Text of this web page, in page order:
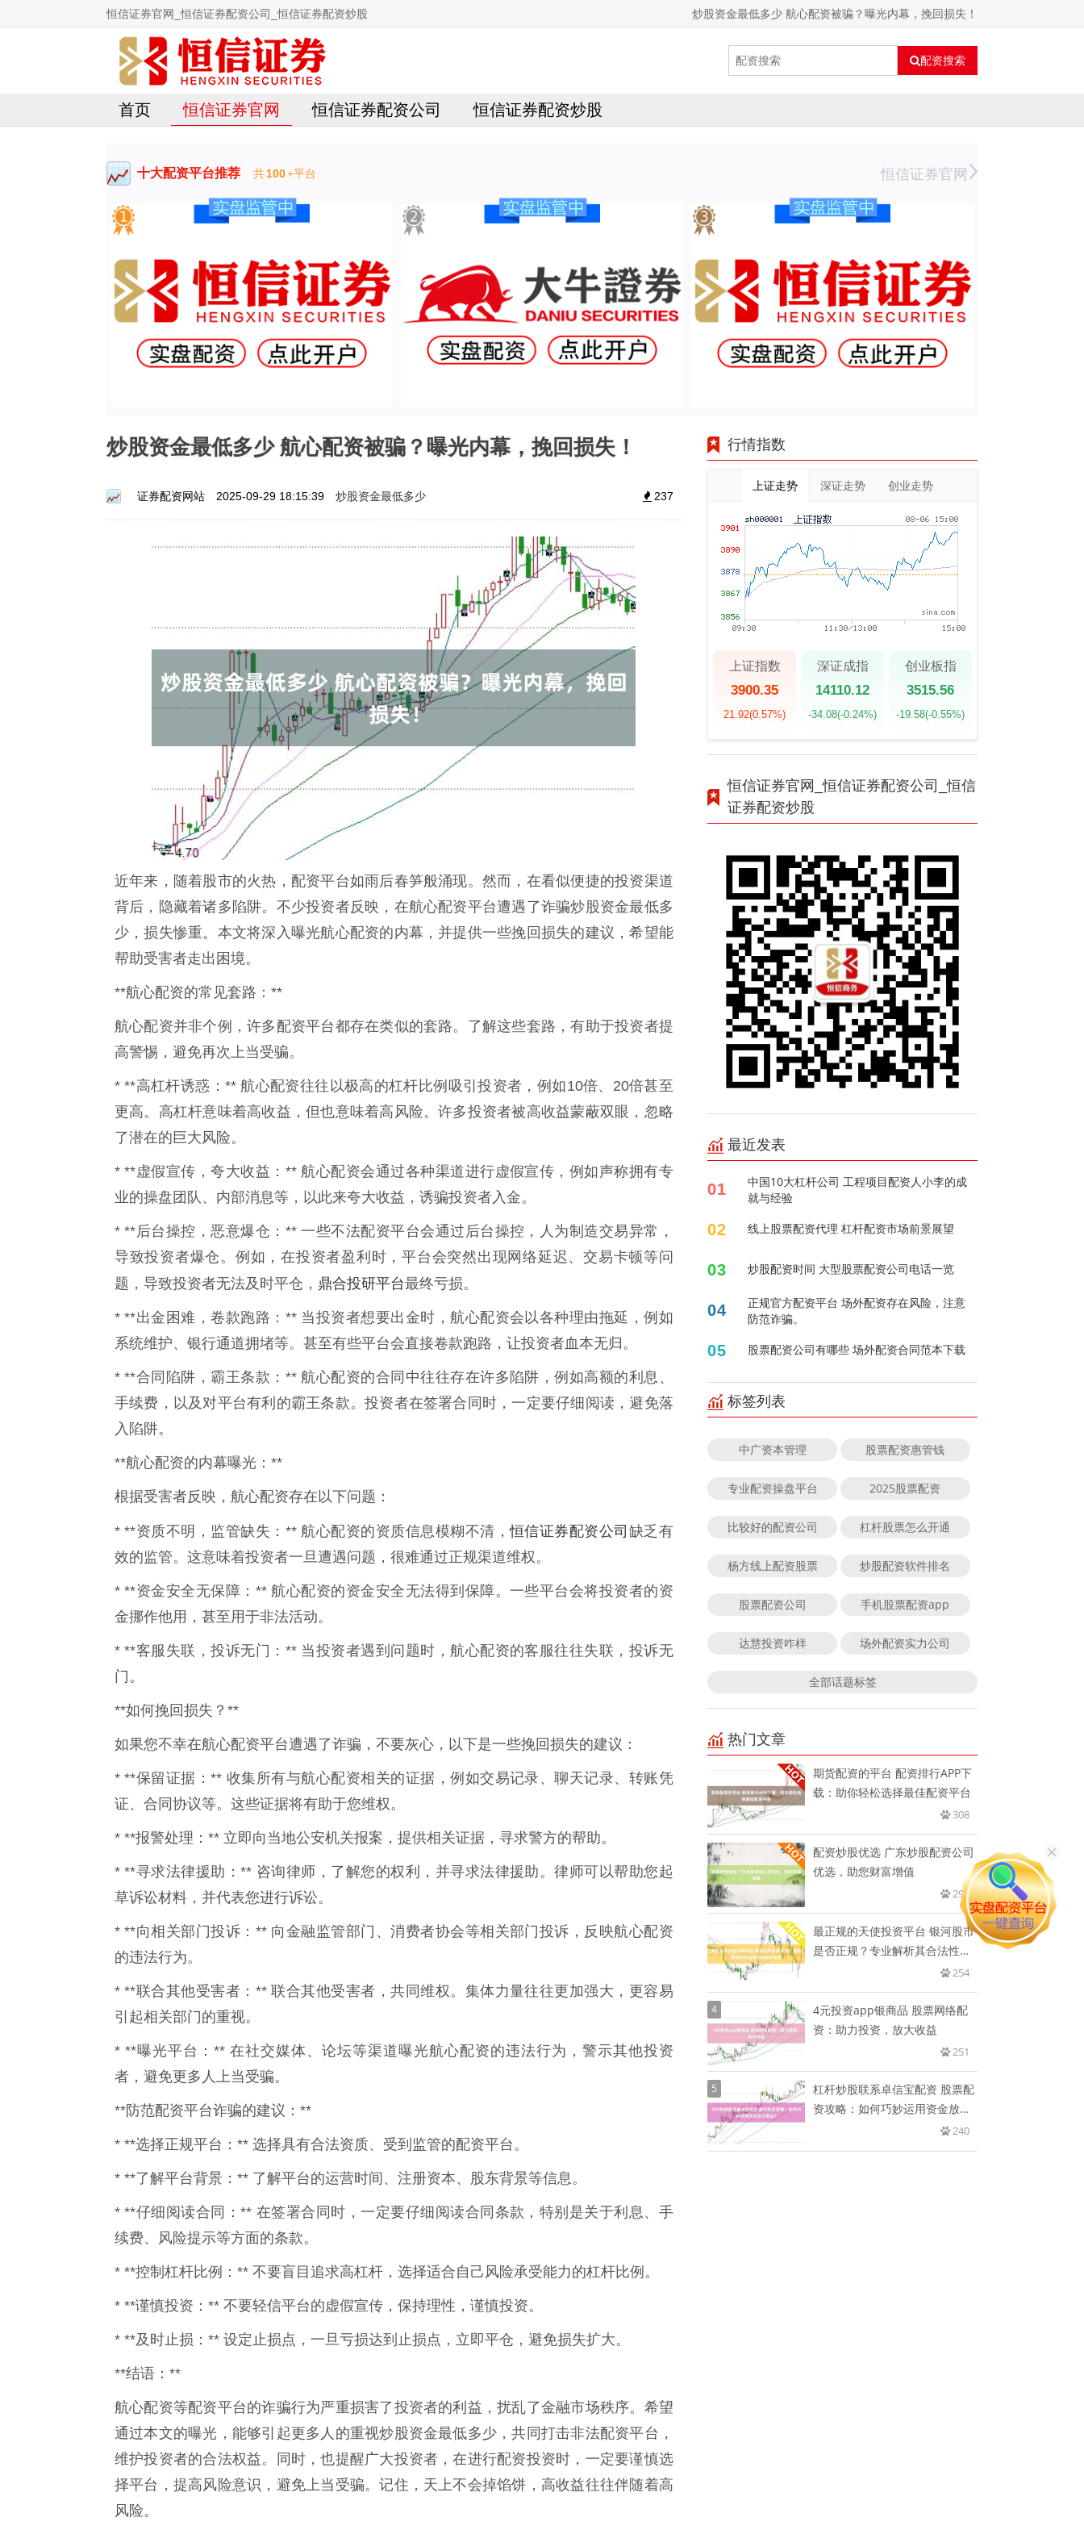
恒信证券官网_恒信证券配资公司_恒信证券配资炒股 炒股资金最低多少 航心配资被骗？曝光内幕，挽回损失！
配资搜索
首页 恒信证券官网 恒信证券配资公司 恒信证券配资炒股
十大配资平台推荐 共100+平台 恒信证券官网
炒股资金最低多少 航心配资被骗？曝光内幕，挽回损失！
证券配资网站 2025-09-29 18:15:39 炒股资金最低多少 237
近年来，随着股市的火热，配资平台如雨后春笋般涌现。然而，在看似便捷的投资渠道
背后，隐藏着诸多陷阱。不少投资者反映，在航心配资平台遭遇了诈骗炒股资金最低多
少，损失惨重。本文将深入曝光航心配资的内幕，并提供一些挽回损失的建议，希望能
帮助受害者走出困境。
**航心配资的常见套路：**
航心配资并非个例，许多配资平台都存在类似的套路。了解这些套路，有助于投资者提
高警惕，避免再次上当受骗。
* **高杠杆诱惑：** 航心配资往往以极高的杠杆比例吸引投资者，例如10倍、20倍甚至
更高。高杠杆意味着高收益，但也意味着高风险。许多投资者被高收益蒙蔽双眼，忽略
了潜在的巨大风险。
* **虚假宣传，夸大收益：** 航心配资会通过各种渠道进行虚假宣传，例如声称拥有专
业的操盘团队、内部消息等，以此来夸大收益，诱骗投资者入金。
* **后台操控，恶意爆仓：** 一些不法配资平台会通过后台操控，人为制造交易异常，
导致投资者爆仓。例如，在投资者盈利时，平台会突然出现网络延迟、交易卡顿等问
题，导致投资者无法及时平仓， 鼎合投研平台最终亏损。
* **出金困难，卷款跑路：** 当投资者想要出金时，航心配资会以各种理由拖延，例如
系统维护、银行通道拥堵等。甚至有些平台会直接卷款跑路，让投资者血本无归。
* **合同陷阱，霸王条款：** 航心配资的合同中往往存在许多陷阱，例如高额的利息、
手续费，以及对平台有利的霸王条款。投资者在签署合同时，一定要仔细阅读，避免落
入陷阱。
**航心配资的内幕曝光：**
根据受害者反映，航心配资存在以下问题：
* **资质不明，监管缺失：** 航心配资的资质信息模糊不清，恒信证券配资公司 缺乏有
效的监管。这意味着投资者一旦遭遇问题，很难通过正规渠道维权。
* **资金安全无保障：** 航心配资的资金安全无法得到保障。一些平台会将投资者的资
金挪作他用，甚至用于非法活动。
* **客服失联，投诉无门：** 当投资者遇到问题时，航心配资的客服往往失联，投诉无
门。
**如何挽回损失？**
如果您不幸在航心配资平台遭遇了诈骗，不要灰心，以下是一些挽回损失的建议：
* **保留证据：** 收集所有与航心配资相关的证据，例如交易记录、聊天记录、转账凭
证、合同协议等。这些证据将有助于您维权。
* **报警处理：** 立即向当地公安机关报案，提供相关证据，寻求警方的帮助。
* **寻求法律援助：** 咨询律师，了解您的权利，并寻求法律援助。律师可以帮助您起
草诉讼材料，并代表您进行诉讼。
* **向相关部门投诉：** 向金融监管部门、消费者协会等相关部门投诉，反映航心配资
的违法行为。
* **联合其他受害者：** 联合其他受害者，共同维权。集体力量往往更加强大，更容易
引起相关部门的重视。
* **曝光平台：** 在社交媒体、论坛等渠道曝光航心配资的违法行为，警示其他投资
者，避免更多人上当受骗。
**防范配资平台诈骗的建议：**
* **选择正规平台：** 选择具有合法资质、受到监管的配资平台。
* **了解平台背景：** 了解平台的运营时间、注册资本、股东背景等信息。
* **仔细阅读合同：** 在签署合同时，一定要仔细阅读合同条款，特别是关于利息、手
续费、风险提示等方面的条款。
* **控制杠杆比例：** 不要盲目追求高杠杆，选择适合自己风险承受能力的杠杆比例。
* **谨慎投资：** 不要轻信平台的虚假宣传，保持理性，谨慎投资。
* **及时止损：** 设定止损点，一旦亏损达到止损点，立即平仓，避免损失扩大。
**结语：**
航心配资等配资平台的诈骗行为严重损害了投资者的利益，扰乱了金融市场秩序。希望
通过本文的曝光，能够引起更多人的重视炒股资金最低多少，共同打击非法配资平台，
维护投资者的合法权益。同时，也提醒广大投资者，在进行配资投资时，一定要谨慎选
择平台，提高风险意识，避免上当受骗。记住，天上不会掉馅饼，高收益往往伴随着高
风险。
行情指数
上证走势 深证走势 创业走势
上证指数
3900.35
21.92(0.57%)
深证成指
14110.12
-34.08(-0.24%)
创业板指
3515.56
-19.58(-0.55%)
恒信证券官网_恒信证券配资公司_恒信
证券配资炒股
最近发表
01
中国10大杠杆公司 工程项目配资人小李的成
就与经验
02 线上股票配资代理 杠杆配资市场前景展望
03 炒股配资时间 大型股票配资公司电话一览
04
正规官方配资平台 场外配资存在风险，注意
防范诈骗。
05 股票配资公司有哪些 场外配资合同范本下载
标签列表
中广资本管理 股票配资惠管钱
专业配资操盘平台 2025股票配资
比较好的配资公司 杠杆股票怎么开通
杨方线上配资股票 炒股配资软件排名
股票配资公司 手机股票配资app
达慧投资咋样 场外配资实力公司
全部话题标签
热门文章
期货配资的平台 配资排行APP下
载：助你轻松选择最佳配资平台
308
配资炒股优选 广东炒股配资公司
优选，助您财富增值
298
最正规的天使投资平台 银河股市
是否正规？专业解析其合法性与
254
4
4元投资app银商品 股票网络配
资：助力投资，放大收益
251
5
杠杆炒股联系卓信宝配资 股票配
资攻略：如何巧妙运用资金放大
240